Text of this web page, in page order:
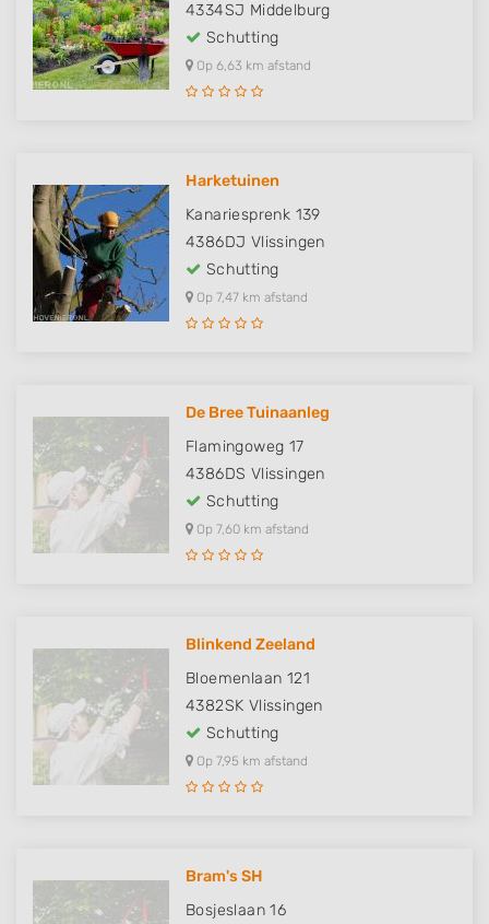
4334SJ Middelburg
Schutting
Op 6,63 km afstand
Harketuinen
Kanariesprenk 139
4386DJ Vlissingen
Schutting
Op 7,47 km afstand
De Bree Tuinaanleg
Flamingoweg 17
4386DS Vlissingen
Schutting
Op 7,60 km afstand
Blinkend Zeeland
Bloemenlaan 121
4382SK Vlissingen
Schutting
Op 7,95 km afstand
Bram's SH
Bosjeslaan 16